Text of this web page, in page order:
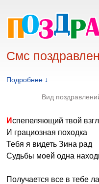
Смс
Подробнее ↓
Вид
Испепеляющий твой
И грациозная походка
Тебя я видеть Зина рад
Судьбы моей одна
Получается все в тебе